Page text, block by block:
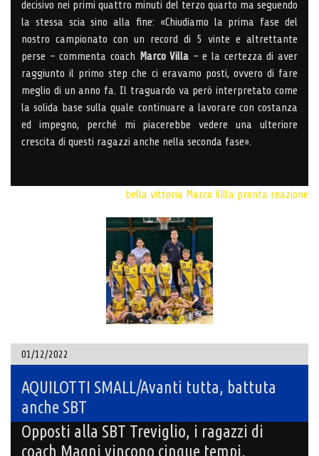
decisivo nei primi quattro minuti del terzo quarto ma seguendo
la stessa scia sino alla fine: «Chiudiamo la prima fase del
nostro campionato con un record di 5 vinte e altrettante
perse – commenta coach Marco Villa – e la certezza di aver
raggiunto il primo step che ci eravamo posti, ovvero di fare
meglio di un anno fa. Il traguardo va però interpretato come
la solida base sulla quale continuare a lavorare con costanza
ed impegno, perché mi piacerebbe vedere una ulteriore
crescita di questi ragazzi anche nella seconda fase».
bella vittoria Marco Villa pronta reazione
01/12/2022
AQUILOTTI SMALL/Avanti tutta, battuta
anche SBT
Opposti alla SBT Treviglio, i ragazzi di
coach Magni vincono cinque tempi,